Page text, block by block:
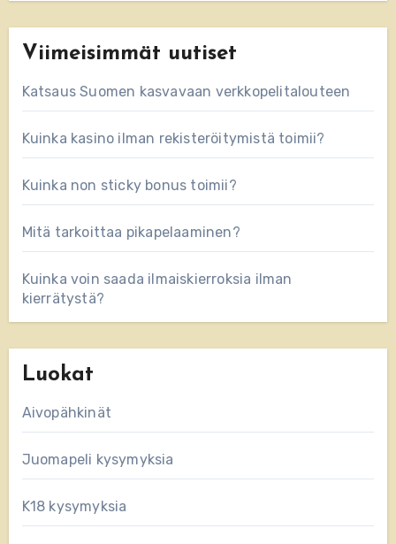
Viimeisimmät uutiset
Katsaus Suomen kasvavaan verkkopelitalouteen
Kuinka kasino ilman rekisteröitymistä toimii?
Kuinka non sticky bonus toimii?
Mitä tarkoittaa pikapelaaminen?
Kuinka voin saada ilmaiskierroksia ilman
kierrätystä?
Luokat
Aivopähkinät
Juomapeli kysymyksia
K18 kysymyksia